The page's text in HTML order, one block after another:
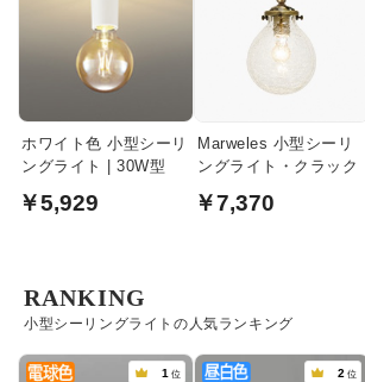
ホワイト色 小型シーリ
ングライト | 30W型
￥5,929
Marweles 小型シーリ
ングライト・クラック
￥7,370
小型シーリングライトの人気ランキング
RANKING
1 位 2 位